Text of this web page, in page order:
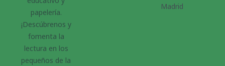
papelería.
¡Descúbrenos y
fomenta la
lectura en los
pequeños de la
Madrid